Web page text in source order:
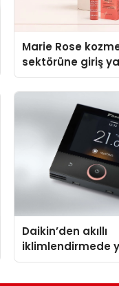
Marie Rose
sektörüne giriş
Daikin’den akıllı
iklimlendirmede
Madoka Plus